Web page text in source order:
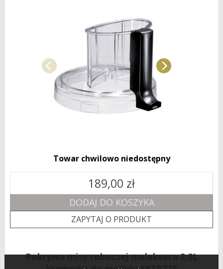
Towar chwilowo niedostępny
189,00 zł
DODAJ DO KOSZYKA
ZAPYTAJ O PRODUKT
Pokrywa misy roboczej malaksera 2,8L